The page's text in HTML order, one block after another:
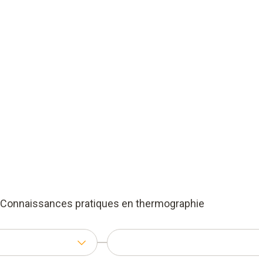
Connaissances pratiques en thermographie